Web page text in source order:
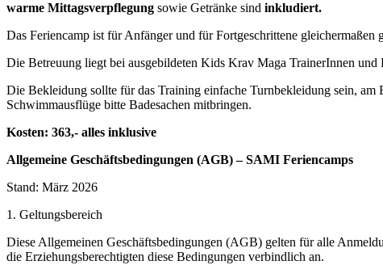
warme Mittagsverpflegung sowie Getränke sind inkludiert.
Das Feriencamp ist für Anfänger und für Fortgeschrittene gleichermaßen
Die Betreuung liegt bei ausgebildeten Kids Krav Maga TrainerInnen und
Die Bekleidung sollte für das Training einfache Turnbekleidung sein,
Schwimmausflüge bitte Badesachen mitbringen.
Kosten: 363,- alles inklusive
Allgemeine Geschäftsbedingungen (AGB) – SAMI Feriencamps
Stand: März 2026
1. Geltungsbereich
Diese Allgemeinen Geschäftsbedingungen (AGB) gelten für alle
die Erziehungsberechtigten diese Bedingungen verbindlich an.